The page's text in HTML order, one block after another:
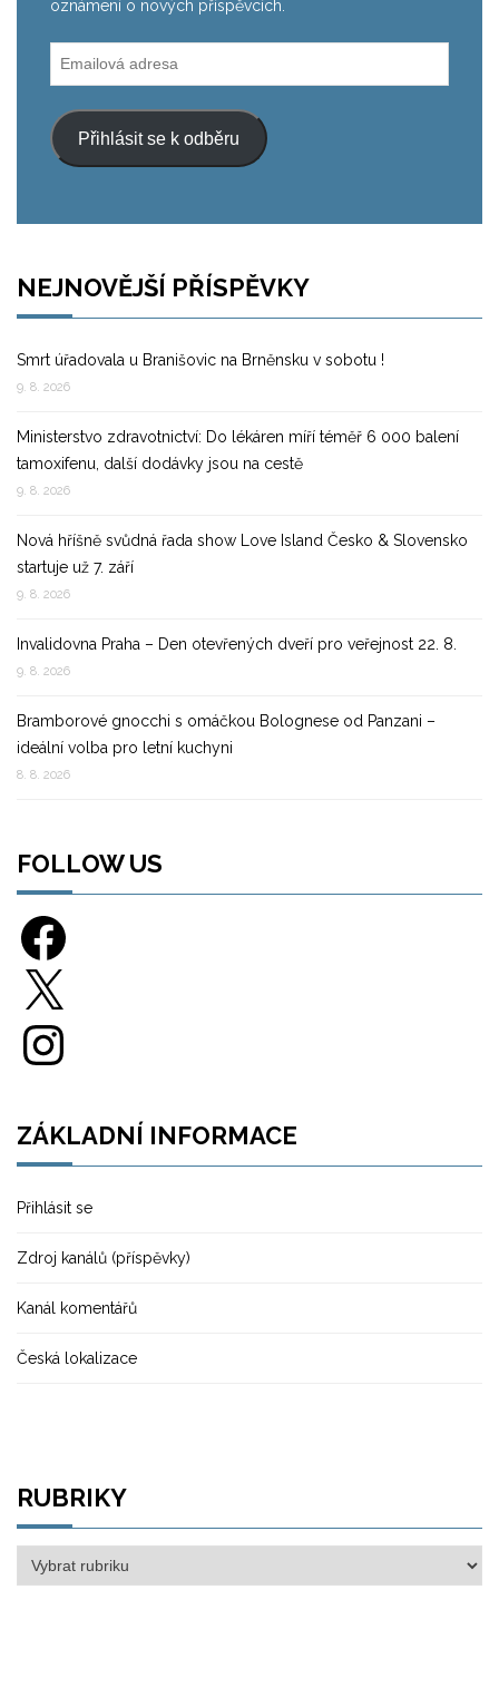
oznámení o nových příspěvcích.
Emailová
adresa
Přihlásit se k odběru
NEJNOVĚJŠÍ PŘÍSPĚVKY
Smrt úřadovala u Branišovic na Brněnsku v sobotu !
9. 8. 2026
Ministerstvo zdravotnictví: Do lékáren míří téměř 6 000 balení
tamoxifenu, další dodávky jsou na cestě
9. 8. 2026
Nová hříšně svůdná řada show Love Island Česko & Slovensko
startuje už 7. září
9. 8. 2026
Invalidovna Praha – Den otevřených dveří pro veřejnost 22. 8.
9. 8. 2026
Bramborové gnocchi s omáčkou Bolognese od Panzani –
ideální volba pro letní kuchyni
8. 8. 2026
FOLLOW US
Facebook
Instagram
ZÁKLADNÍ INFORMACE
Přihlásit se
Zdroj kanálů (příspěvky)
Kanál komentářů
Česká lokalizace
RUBRIKY
Rubriky